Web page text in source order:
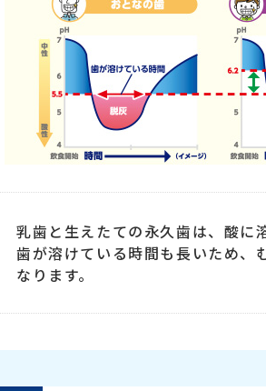
乳歯と生えたての永久歯は、酸に
歯が溶けている時間も長いため、
なります。